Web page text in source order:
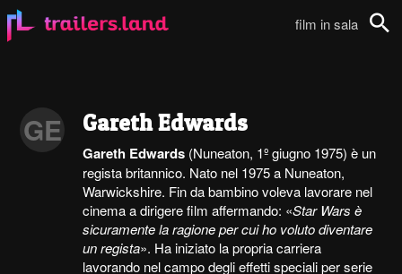
film in sala
GE Gareth Edwards
Gareth Edwards (Nuneaton, 1º giugno 1975) è un
regista britannico. Nato nel 1975 a Nuneaton,
Warwickshire. Fin da bambino voleva lavorare nel
cinema a dirigere film affermando: «Star Wars è
sicuramente la ragione per cui ho voluto diventare
un regista». Ha iniziato la propria carriera
lavorando nel campo degli effetti speciali per serie